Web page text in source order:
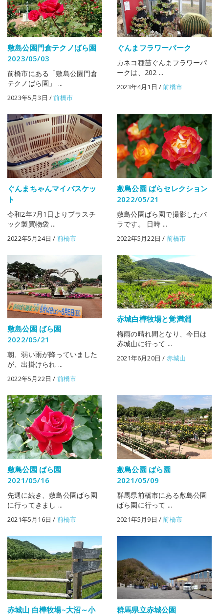
敷島公園門倉テクノばら園
2023/05/03
前橋市にある「敷島公園門倉
テクノばら園」 ...
2023年5月3日 /前橋市
ぐんまフラワーパーク
カネコ種苗ぐんまフラワーパ
ークは、202 ...
2023年4月1日 /前橋市
ぐんまちゃんマイバスケッ
ト
令和2年7月1日よりプラスチ
ック製買物袋 ...
2022年5月24日 / 前橋市
敷島公園 ばらセレクション
2022/05/21
敷島公園ばら園で撮影したバ
ラです。 日時 ...
2022年5月22日 / 前橋市
敷島公園 ばら園
2022/05/21
朝、弱い雨が降っていました
が、出掛けられ ...
2022年5月22日 / 前橋市
赤城白樺牧場と覚満淵
梅雨の晴れ間となり、今日は
赤城山に行って ...
2021年6月20日 / 赤城山
敷島公園 ばら園
2021/05/16
先週に続き、敷島公園ばら園
に行ってきまし ...
2021年5月16日 / 前橋市
敷島公園 ばら園
2021/05/09
群馬県前橋市にある敷島公園
ばら園に行って ...
2021年5月9日 /前橋市
赤城山 白樺牧場~大沼～小 群馬県立赤城公園